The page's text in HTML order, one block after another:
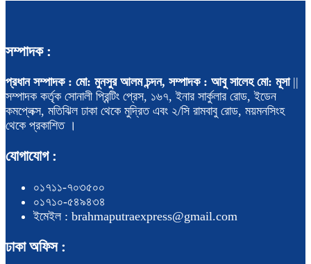
সম্পাদক :
প্রধান সম্পাদক : মো: মুনসুর আলম চন্দন, সম্পাদক : আবু সালেহ মো: মূসা||
সম্পাদক কর্তৃক সোনালী প্রিন্টিং প্রেস, ১৬৭, ইনার সার্কুলার রোড, ইডেন
কমপ্লেক্স, মতিঝিল ঢাকা থেকে মুদ্রিত এবং ২/সি রামবাবু রোড, ময়মনসিংহ
থেকে প্রকাশিত ।
যোগাযোগ :
০১৭১১-৭০৩৫০০
০১৭১০-৫৪৯৪৩৪
ইমেইল : brahmaputraexpress@gmail.com
ঢাকা অফিস :